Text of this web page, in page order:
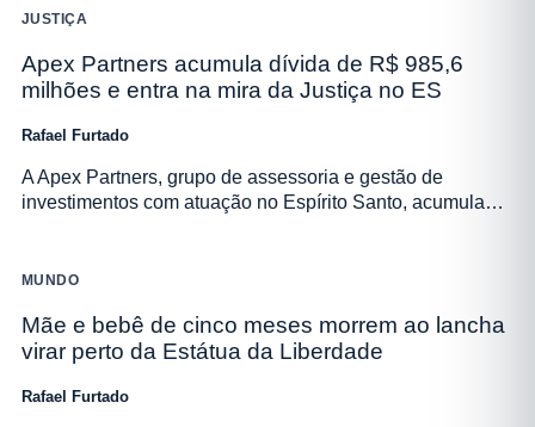
JUSTIÇA
Apex Partners acumula dívida de R$ 985,6
milhões e entra na mira da Justiça no ES
Rafael Furtado
A Apex Partners, grupo de assessoria e gestão de
investimentos com atuação no Espírito Santo, acumula…
MUNDO
Mãe e bebê de cinco meses morrem ao lancha
virar perto da Estátua da Liberdade
Rafael Furtado